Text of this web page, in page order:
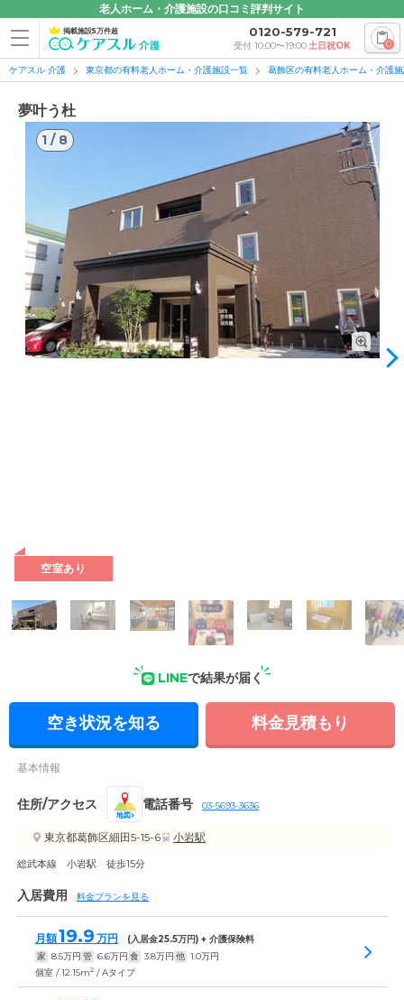
老人ホーム・介護施設の口コミ評判サイト
掲載施設5万件超 0120-579-721
受付 10:00〜19:00土日祝OK 0
ケアスル 介護 東京都の有料老人ホーム・介護施設一覧 葛飾区の有料老人ホーム・介護
夢叶う杜
1 / 8
外観: ブラウンを基調とした落ち着きのある外観。診療所や薬
局、整骨マッサージ院を併設した住宅型有料老人ホームです。
空室あり
LINEで結果が届く
空き状況を知る 料金見積もり
基本情報
住所/アクセス
地図
電話番号 03-5693-3636
東京都葛飾区細田5-15-6 小岩駅
総武本線 小岩駅 徒歩15分
入居費用 料金プランを見る
月額19.9 万円 (入居金25.5万円) + 介護保険料
家 8.5万円 管 6.6万円 食 3.8万円 他 1.0万円
個室 / 12.15m2 / Aタイプ